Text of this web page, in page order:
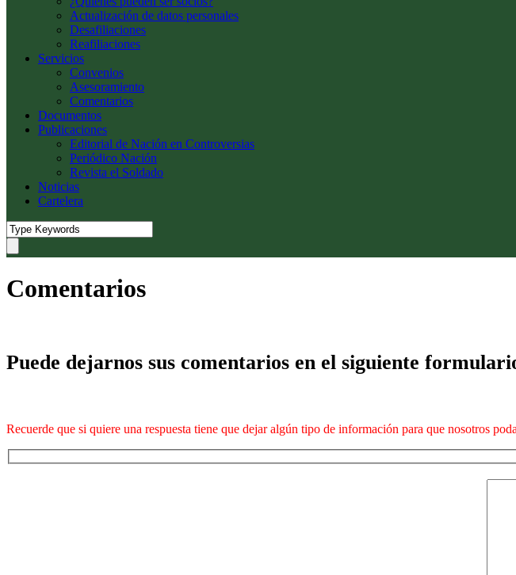
Actualización de datos personales
Desafiliaciones
Reafiliaciones
Servicios
Convenios
Asesoramiento
Comentarios
Documentos
Publicaciones
Editorial de Nación en Controversias
Periódico Nación
Revista el Soldado
Noticias
Cartelera
Comentarios
Puede dejarnos sus comentarios en el siguiente
Recuerde que si quiere una respuesta tiene que dejar algún tipo de información para que nosotros